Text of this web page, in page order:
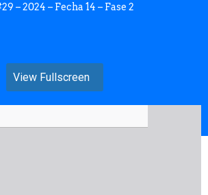
– 2024 – Fecha 14 – Fase 2
View Fullscreen